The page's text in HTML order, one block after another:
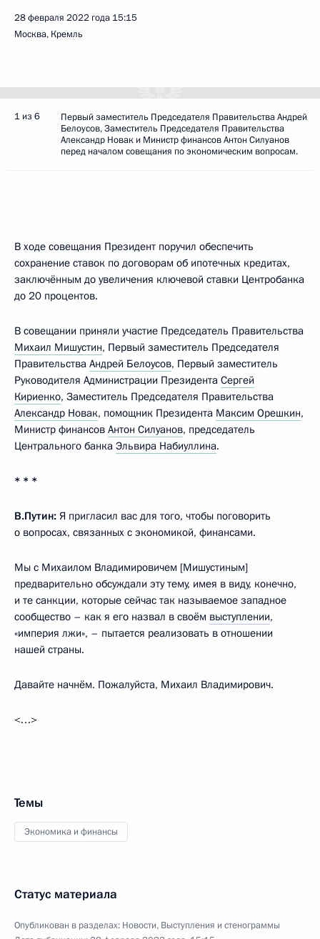
28 февраля 2022 года 15:15
Москва, Кремль
1 из 6
Первый заместитель Председателя Правительства Андрей
Белоусов, Заместитель Председателя Правительства
Александр Новак и Министр финансов Антон Силуанов
перед началом совещания по экономическим вопросам.
В ходе совещания Президент поручил обеспечить
сохранение ставок по договорам об ипотечных кредитах,
заключённым до увеличения ключевой ставки Центробанка
до 20 процентов.
В совещании приняли участие Председатель Правительства
Михаил Мишустин, Первый заместитель Председателя
Правительства Андрей Белоусов, Первый заместитель
Руководителя Администрации Президента Сергей
Кириенко, Заместитель Председателя Правительства
Александр Новак, помощник Президента Максим Орешкин,
Министр финансов Антон Силуанов, председатель
Центрального банка Эльвира Набиуллина.
* * *
В.Путин: Я пригласил вас для того, чтобы поговорить
о вопросах, связанных с экономикой, финансами.
Мы с Михаилом Владимировичем [Мишустиным]
предварительно обсуждали эту тему, имея в виду, конечно,
и те санкции, которые сейчас так называемое западное
сообщество – как я его назвал в своём выступлении,
«империя лжи», – пытается реализовать в отношении
нашей страны.
Давайте начнём. Пожалуйста, Михаил Владимирович.
<…>
Темы
Экономика и финансы
Статус материала
Опубликован в разделах: Новости, Выступления и стенограммы